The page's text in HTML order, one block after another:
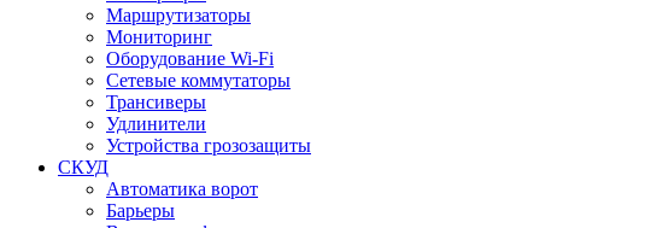
Маршрутизаторы
Мониторинг
Оборудование Wi-Fi
Сетевые коммутаторы
Трансиверы
Удлинители
Устройства грозозащиты
СКУД
Автоматика ворот
Барьеры